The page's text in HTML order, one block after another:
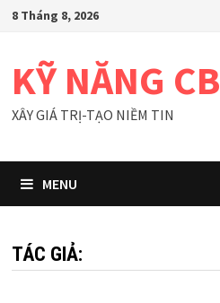
Skip
content
8 Tháng 8, 2026
KỸ NĂNG CB
XÂY GIÁ TRỊ-TẠO NIỀM TIN
MENU
TÁC GIẢ: